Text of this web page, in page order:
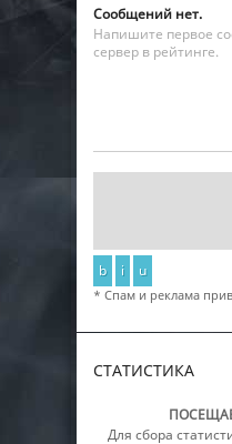
Сообщений нет.
Напишите первое
сервер в рейтинге.
b i u
* Спам и реклама
СТАТИСТИКА
Для сбора